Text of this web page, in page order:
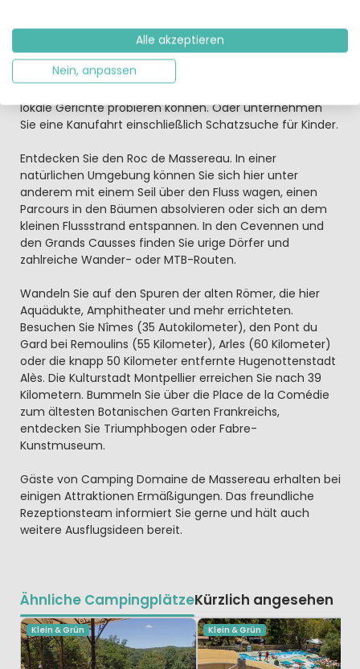
Die Region Gard bezaubert mit schönen Hügeln,
charmanten Städten, mäandernden Flüssen und oft
gutem Wetter. Besuchen Sie den Kunsthandwerkermarkt
lokale Gerichte probieren können. Oder unternehmen
Sie eine Kanufahrt einschließlich Schatzsuche für Kinder.
Entdecken Sie den Roc de Massereau. In einer
natürlichen Umgebung können Sie sich hier unter
anderem mit einem Seil über den Fluss wagen, einen
Parcours in den Bäumen absolvieren oder sich an dem
kleinen Flussstrand entspannen. In den Cevennen und
den Grands Causses finden Sie urige Dörfer und
zahlreiche Wander- oder MTB-Routen.
Wandeln Sie auf den Spuren der alten Römer, die hier
Aquädukte, Amphitheater und mehr errichteten.
Besuchen Sie Nîmes (35 Autokilometer), den Pont du
Gard bei Remoulins (55 Kilometer), Arles (60 Kilometer)
oder die knapp 50 Kilometer entfernte Hugenottenstadt
Alès. Die Kulturstadt Montpellier erreichen Sie nach 39
Kilometern. Bummeln Sie über die Place de la Comédie
zum ältesten Botanischen Garten Frankreichs,
entdecken Sie Triumphbogen oder Fabre-
Kunstmuseum.
Gäste von Camping Domaine de Massereau erhalten bei
einigen Attraktionen Ermäßigungen. Das freundliche
Rezeptionsteam informiert Sie gerne und hält auch
weitere Ausflugsideen bereit.
Ähnliche CampingplätzeKürzlich angesehen
Klein & Grün Klein & Grün
Alle akzeptieren
Nein, anpassen